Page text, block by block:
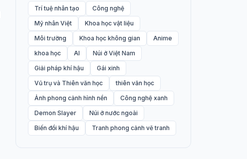
Trí tuệ nhân tạo
Công nghệ
Mỹ nhân Việt
Khoa học vật liệu
Môi trường
Khoa học không gian
Anime
khoa học
AI
Núi ở Việt Nam
Giải pháp khí hậu
Gái xinh
Vũ trụ và Thiên văn học
thiên văn học
Ảnh phong cảnh hình nền
Công nghệ xanh
Demon Slayer
Núi ở nước ngoài
Biến đổi khí hậu
Tranh phong cảnh vẽ tranh